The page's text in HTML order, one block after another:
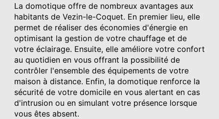
La domotique offre de nombreux avantages aux
habitants de Vezin-le-Coquet. En premier lieu, elle
permet de réaliser des économies d'énergie en
optimisant la gestion de votre chauffage et de
votre éclairage. Ensuite, elle améliore votre confort
au quotidien en vous offrant la possibilité de
contrôler l'ensemble des équipements de votre
maison à distance. Enfin, la domotique renforce la
sécurité de votre domicile en vous alertant en cas
d'intrusion ou en simulant votre présence lorsque
vous êtes absent.